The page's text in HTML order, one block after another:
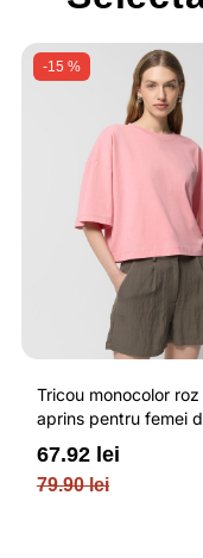
-15 %
Tricou monocolor roz
aprins pentru femei
bumbac si cu croiala
OUTHORN
79.90 lei
67.92 lei